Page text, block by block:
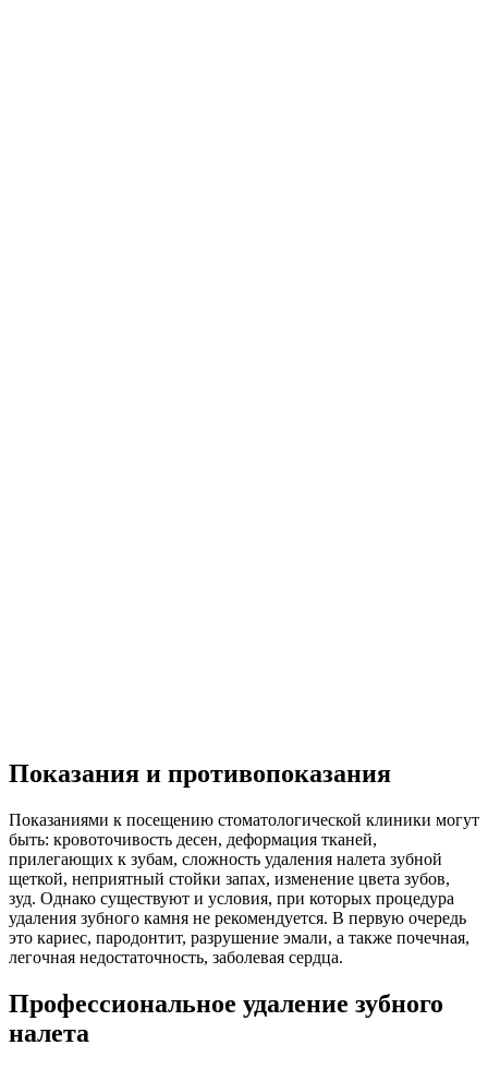
Показания и противопоказания
Показаниями к посещению стоматологической клиники могут
быть: кровоточивость десен, деформация тканей,
прилегающих к зубам, сложность удаления налета зубной
щеткой, неприятный стойки запах, изменение цвета зубов,
зуд. Однако существуют и условия, при которых процедура
удаления зубного камня не рекомендуется. В первую очередь
это кариес, пародонтит, разрушение эмали, а также почечная,
легочная недостаточность, заболевая сердца.
Профессиональное удаление зубного
налета